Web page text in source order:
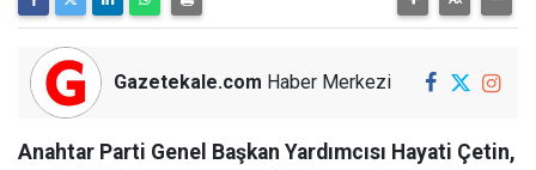
Gazetekale.com Haber Merkezi
Anahtar Parti Genel Başkan Yardımcısı Hayati Çetin,